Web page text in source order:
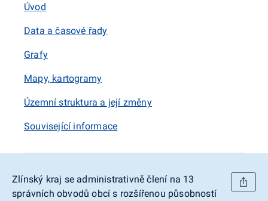
Úvod
Data a časové řady
Grafy
Mapy, kartogramy
Územní struktura a její změny
Související informace
Zlínský kraj se administrativně člení na 13
správních obvodů obcí s rozšířenou působností